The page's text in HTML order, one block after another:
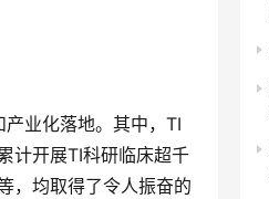
业化落地。其中，TI
计开展TI科研临床超千
，均取得了令人振奋的